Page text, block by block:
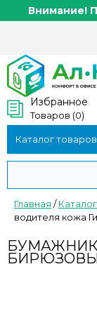
Внимание!
Избранное
Товаров (0)
Каталог товаров
Главная /Каталог
водителя кожа